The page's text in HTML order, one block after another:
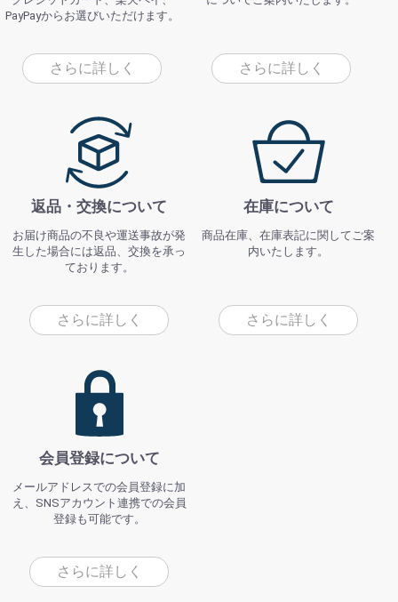
PayPayからお選びいただけます。
さらに詳しく さらに詳しく
返品・交換について
お届け商品の不良や運送事故が発
生した場合には返品、交換を承っ
ております。
さらに詳しく
在庫について
商品在庫、在庫表記に関してご案
内いたします。
さらに詳しく
会員登録について
メールアドレスでの会員登録に加
え、SNSアカウント連携での会員
登録も可能です。
さらに詳しく